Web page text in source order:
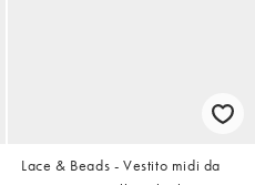
Lace & Beads - Vestito midi da